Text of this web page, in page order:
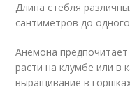
Длина стебля
сантиметров до
Анемона
расти на клумбе или в
выращивание в